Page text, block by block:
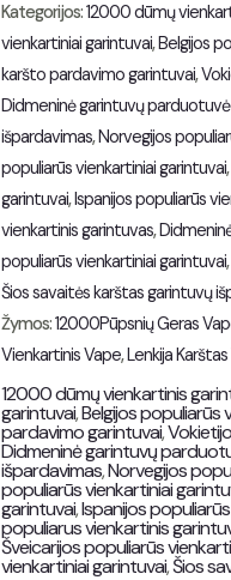
Kategorijos:12000 dūmų
vienkartiniai garintuvai, Belgijos
karšto pardavimo garintuvai,
Didmeninė garintuvų
išpardavimas, Norvegijos
populiarūs vienkartiniai garintuvai,
garintuvai, Ispanijos populiarūs
vienkartinis garintuvas,
populiarūs vienkartiniai garintuvai
Šios savaitės karštas garintuvų
Žymos:12000Pūpsnių Geras
Vienkartinis Vape, Lenkija
12000 dūmų vienkartinis
garintuvai,Belgijos populiarūs
pardavimo garintuvai,
Didmeninė garintuvų
išpardavimas,Norvegijos
populiarūs vienkartiniai
garintuvai,Ispanijos
populiarus vienkartinis
Šveicarijos populiarūs
vienkartiniai garintuvai,Šios